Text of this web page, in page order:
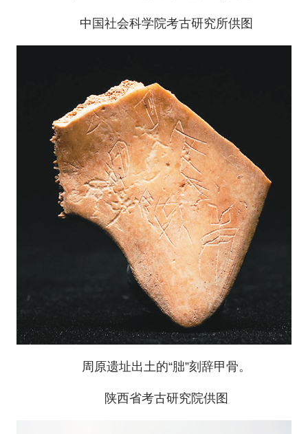
中国社会科学院考古研究所供图
周原遗址出土的“胐”刻辞甲骨。
陕西省考古研究院供图